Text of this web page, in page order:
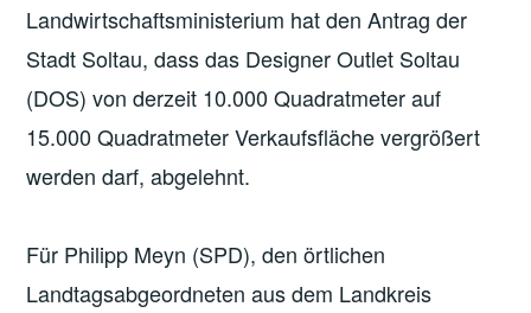
Landwirtschaftsministerium hat den Antrag der
Stadt Soltau, dass das Designer Outlet Soltau
(DOS) von derzeit 10.000 Quadratmeter auf
15.000 Quadratmeter Verkaufsfläche vergrößert
werden darf, abgelehnt.
Für Philipp Meyn (SPD), den örtlichen
Landtagsabgeordneten aus dem Landkreis